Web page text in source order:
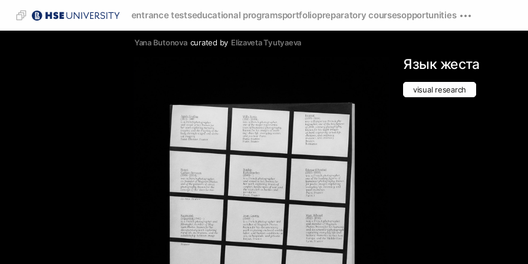
entrance testseducational programsportfoliopreparatory coursesopportunities
Yana Butonova curated by Elizaveta Tyutyaeva
Язык жеста
visual research